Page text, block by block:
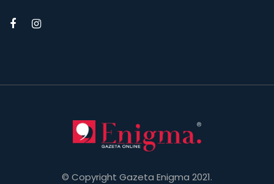
© Copyright Gazeta Enigma 2021.